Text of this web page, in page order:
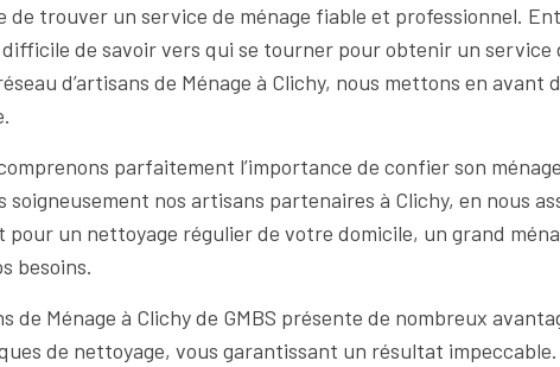
de trouver un service de ménage fiable et professionnel.
de savoir vers qui se tourner pour obtenir un
d’artisans de Ménage à Clichy, nous mettons en
parfaitement l’importance de confier son
soigneusement nos artisans partenaires à Clichy, en nous
pour un nettoyage régulier de votre domicile, un grand
besoins.
de Ménage à Clichy de GMBS présente de nombreux
de nettoyage, vous garantissant un résultat